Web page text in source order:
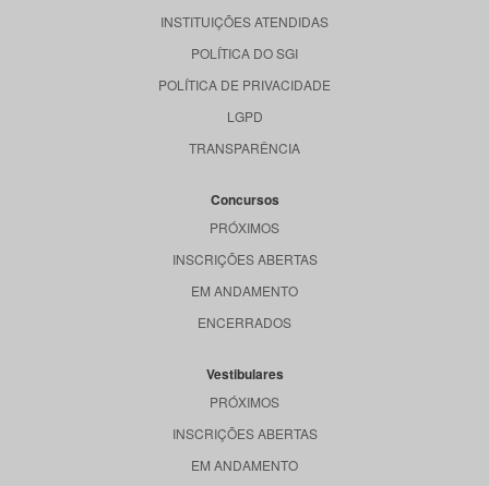
INSTITUIÇÕES ATENDIDAS
POLÍTICA DO SGI
POLÍTICA DE PRIVACIDADE
LGPD
TRANSPARÊNCIA
Concursos
PRÓXIMOS
INSCRIÇÕES ABERTAS
EM ANDAMENTO
ENCERRADOS
Vestibulares
PRÓXIMOS
INSCRIÇÕES ABERTAS
EM ANDAMENTO